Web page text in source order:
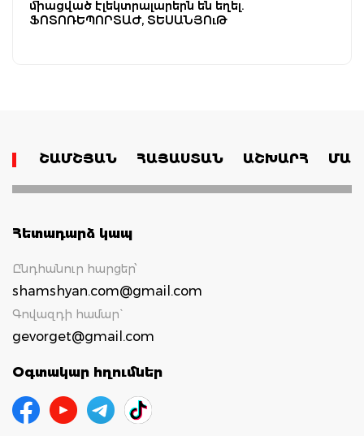
միացված էլեկտրալարերն են եղել.
ՖՈՏՈՌԵՊՈՐՏԱԺ, ՏԵՍԱՆՅՈւԹ
ՇԱՄՇՅԱՆ ՀԱՅԱՍՏԱՆ ԱՇԽԱՐՀ
Հետադարձ կապ
Ընդհանուր հարցեր՝
shamshyan.com@gmail.com
Գովազդի համար`
gevorget@gmail.com
Օգտակար հղումներ